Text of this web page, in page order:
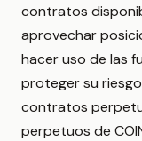
contratos
aprovechar
hacer uso de las
proteger su
contratos
perpetuos de